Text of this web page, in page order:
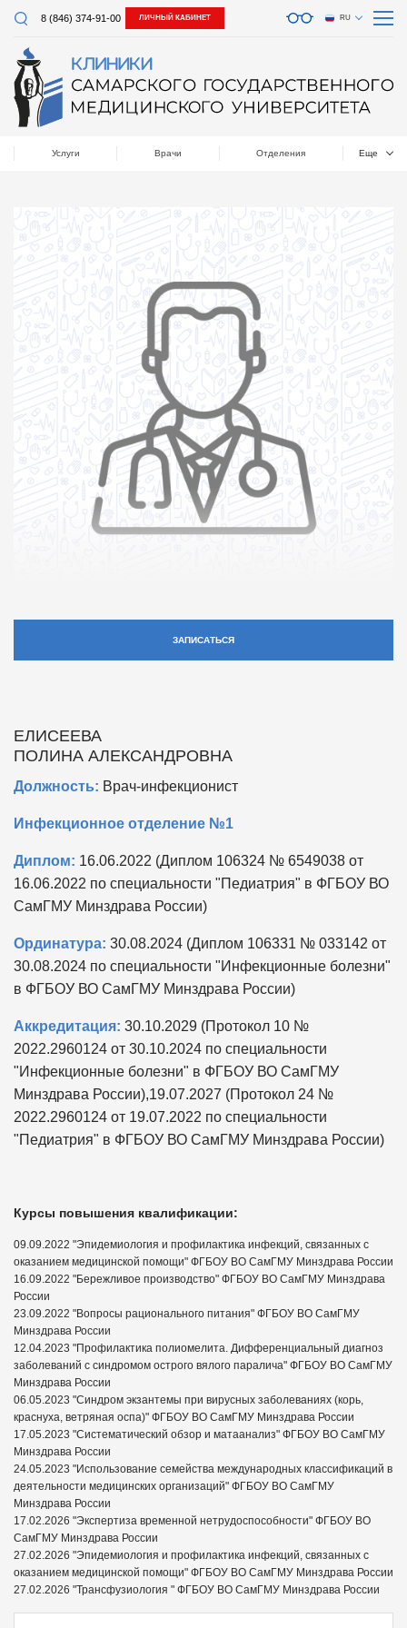
8 (846) 374-91-00 ЛИЧНЫЙ КАБИНЕТ RU
Услуги Врачи Отделения Еще
ЗАПИСАТЬСЯ
ЕЛИСЕЕВА
ПОЛИНА АЛЕКСАНДРОВНА
Должность: Врач-инфекционист
Инфекционное отделение №1
Диплом: 16.06.2022 (Диплом 106324 № 6549038 от
16.06.2022 по специальности "Педиатрия" в ФГБОУ ВО
СамГМУ Минздрава России)
Ординатура: 30.08.2024 (Диплом 106331 № 033142 от
30.08.2024 по специальности "Инфекционные болезни"
в ФГБОУ ВО СамГМУ Минздрава России)
Аккредитация: 30.10.2029 (Протокол 10 №
2022.2960124 от 30.10.2024 по специальности
"Инфекционные болезни" в ФГБОУ ВО СамГМУ
Минздрава России),19.07.2027 (Протокол 24 №
2022.2960124 от 19.07.2022 по специальности
"Педиатрия" в ФГБОУ ВО СамГМУ Минздрава России)
Курсы повышения квалификации:
09.09.2022 "Эпидемиология и профилактика инфекций, связанных с
оказанием медицинской помощи" ФГБОУ ВО СамГМУ Минздрава России
16.09.2022 "Бережливое производство" ФГБОУ ВО СамГМУ Минздрава
России
23.09.2022 "Вопросы рационального питания" ФГБОУ ВО СамГМУ
Минздрава России
12.04.2023 "Профилактика полиомелита. Дифференциальный диагноз
заболеваний с синдромом острого вялого паралича" ФГБОУ ВО СамГМУ
Минздрава России
06.05.2023 "Синдром экзантемы при вирусных заболеваниях (корь,
краснуха, ветряная оспа)" ФГБОУ ВО СамГМУ Минздрава России
17.05.2023 "Систематический обзор и матаанализ" ФГБОУ ВО СамГМУ
Минздрава России
24.05.2023 "Использование семейства международных классификаций в
деятельности медицинских организаций" ФГБОУ ВО СамГМУ
Минздрава России
17.02.2026 "Экспертиза временной нетрудоспособности" ФГБОУ ВО
СамГМУ Минздрава России
27.02.2026 "Эпидемиология и профилактика инфекций, связанных с
оказанием медицинской помощи" ФГБОУ ВО СамГМУ Минздрава России
27.02.2026 "Трансфузиология " ФГБОУ ВО СамГМУ Минздрава России